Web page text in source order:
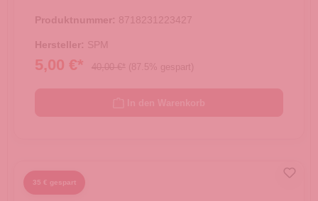
Produktnummer: 8718231223427
Hersteller: SPM
5,00 €* 40,00 €* (87.5% gespart)
35 € gespart